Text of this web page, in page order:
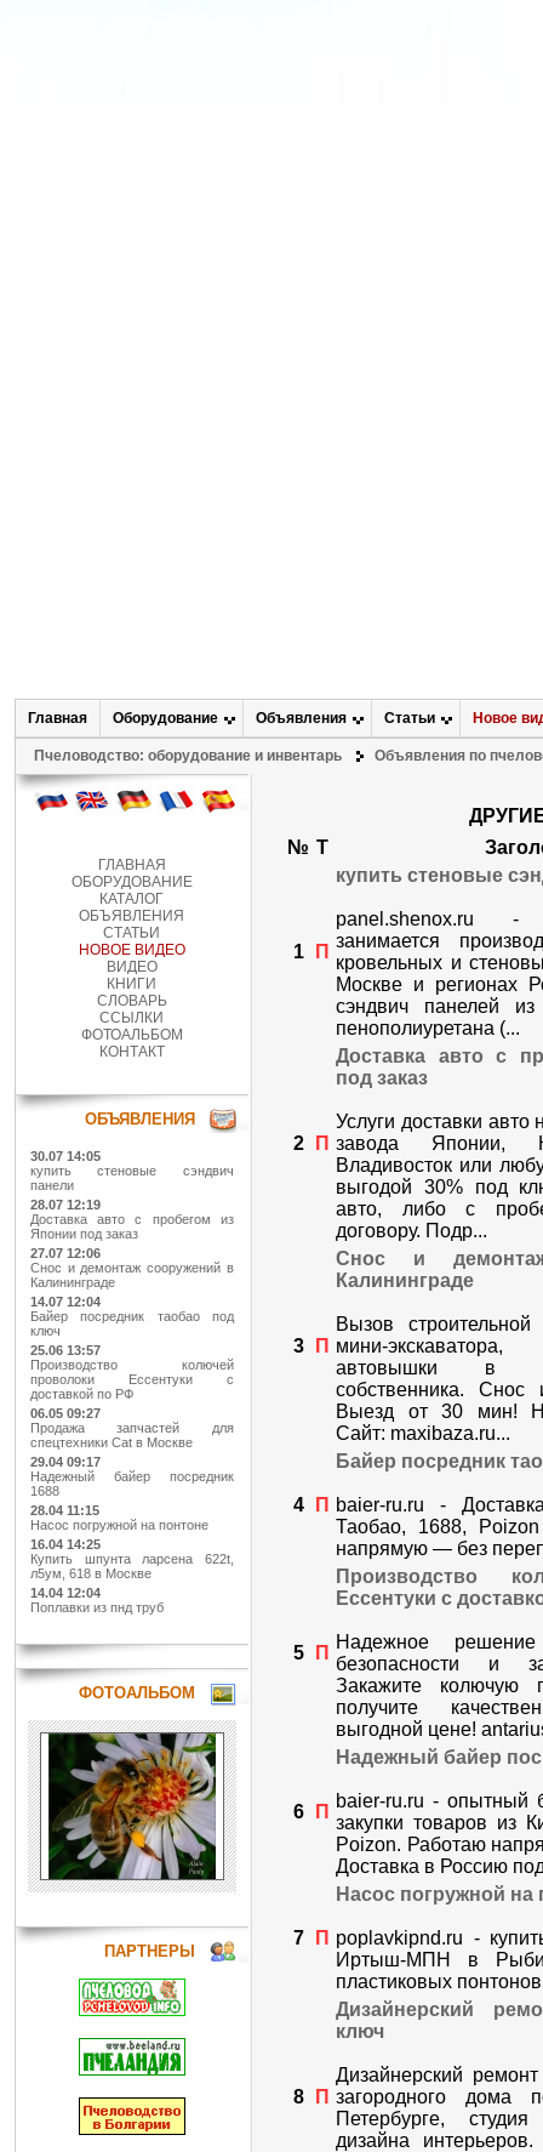
Главная Оборудование Объявления Статьи Новое
Пчеловодство: оборудование и инвентарь Объявления по
ГЛАВНАЯ
ОБОРУДОВАНИЕ
КАТАЛОГ
ОБЪЯВЛЕНИЯ
СТАТЬИ
НОВОЕ ВИДЕО
ВИДЕО
КНИГИ
СЛОВАРЬ
ССЫЛКИ
ФОТОАЛЬБОМ
КОНТАКТ
ОБЪЯВЛЕНИЯ
30.07 14:05
купить стеновые сэндвич
панели
28.07 12:19
Доставка авто с пробегом из
Японии под заказ
27.07 12:06
Снос и демонтаж сооружений в
Калининграде
14.07 12:04
Байер посредник таобао под
ключ
25.06 13:57
Производство колючей
проволоки Ессентуки с
доставкой по РФ
06.05 09:27
Продажа запчастей для
спецтехники Cat в Москве
29.04 09:17
Надежный байер посредник
1688
28.04 11:15
Насос погружной на понтоне
16.04 14:25
Купить шпунта ларсена 622t,
л5ум, 618 в Москве
14.04 12:04
Поплавки из пнд труб
ФОТОАЛЬБОМ
ПАРТНЕРЫ
№ Т
1 П
купить стеновые
panel.shenox.ru
занимается
кровельных и
Москве и регионах
сэндвич панелей
пенополиуретана (...
2 П
Доставка авто с
под заказ
Услуги доставки
завода Японии,
Владивосток или
выгодой 30% под
авто, либо с
договору. Подр...
3 П
Снос и
Калининграде
Вызов строительной
мини-
автовышки в
собственника.
Выезд от 30 мин!
Сайт: maxibaza.ru...
4 П
Байер посредник
baier-ru.ru -
Таобао, 1688,
напрямую — без
5 П
Производство
Ессентуки с
Надежное
безопасности и
Закажите колючую
получите
выгодной цене!
6 П
Надежный байер
baier-ru.ru - опытный
закупки товаров из
Poizon. Работаю
Доставка в Россию
7 П
Насос погружной на
poplavkipnd.ru -
Иртыш-МПН в
пластиковых
8 П
Дизайнерский
ключ
Дизайнерский
загородного
Петербурге,
дизайна